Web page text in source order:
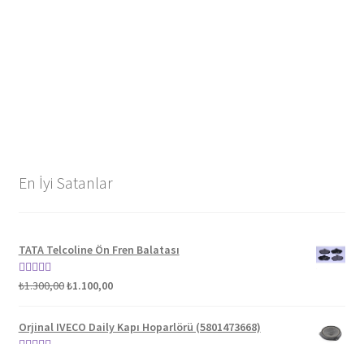
En İyi Satanlar
TATA Telcoline Ön Fren Balatası
5 üzerinden
₺1.300,00Orijinal
₺1.300,00.
₺1.100,00Şu
fiyat:
Orjinal IVECO Daily Kapı Hoparlörü (5801473668)